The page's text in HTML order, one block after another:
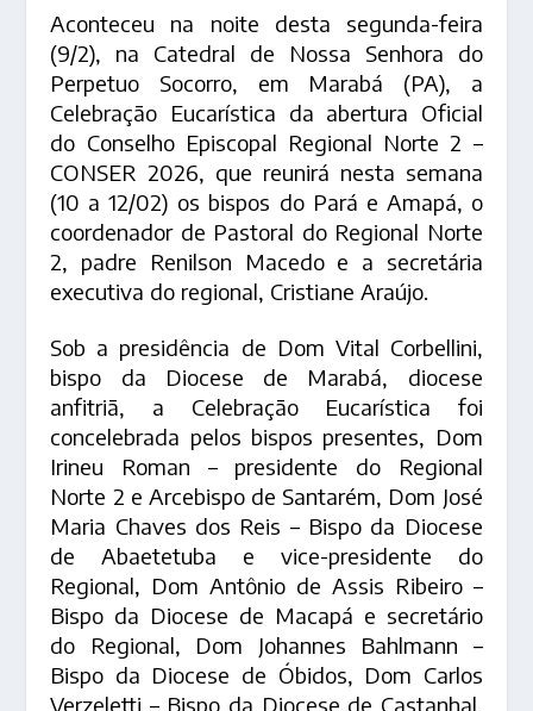
Aconteceu na noite desta segunda-feira
(9/2), na Catedral de Nossa Senhora do
Perpetuo Socorro, em Marabá (PA), a
Celebração Eucarística da abertura Oficial
do Conselho Episcopal Regional Norte 2 –
CONSER 2026, que reunirá nesta semana
(10 a 12/02) os bispos do Pará e Amapá, o
coordenador de Pastoral do Regional Norte
2, padre Renilson Macedo e a secretária
executiva do regional, Cristiane Araújo.
Sob a presidência de Dom Vital Corbellini,
bispo da Diocese de Marabá, diocese
anfitriã, a Celebração Eucarística foi
concelebrada pelos bispos presentes, Dom
Irineu Roman – presidente do Regional
Norte 2 e Arcebispo de Santarém, Dom José
Maria Chaves dos Reis – Bispo da Diocese
de Abaetetuba e vice-presidente do
Regional, Dom Antônio de Assis Ribeiro –
Bispo da Diocese de Macapá e secretário
do Regional, Dom Johannes Bahlmann –
Bispo da Diocese de Óbidos, Dom Carlos
Verzeletti – Bispo da Diocese de Castanhal,